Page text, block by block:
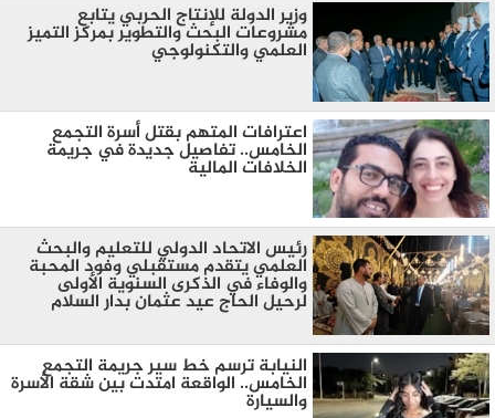
وزير الدولة للإنتاج الحربي يتابع
مشروعات البحث والتطوير بمركز التميز
العلمي والتكنولوجي
اعترافات المتهم بقتل أسرة التجمع
الخامس.. تفاصيل جديدة في جريمة
الخلافات المالية
رئيس الاتحاد الدولي للتعليم والبحث
العلمي يتقدم مستقبلي وفود المحبة
والوفاء في الذكرى السنوية الأولى
لرحيل الحاج عيد عثمان بدار السلام
النيابة ترسم خط سير جريمة التجمع
الخامس.. الواقعة امتدت بين شقة الأسرة
والسيارة